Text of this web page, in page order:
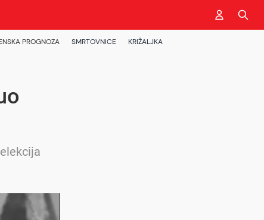
PROGNOZA SMRTOVNICE KRIŽALJKA